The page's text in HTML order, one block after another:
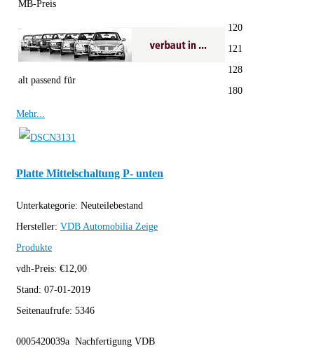
MB-Preis
alt passend für
120
121
128
180
Mehr...
Platte Mittelschaltung P- unten
Unterkategorie: Neuteilebestand
Hersteller: VDB Automobilia Zeige
Produkte
vdh-Preis: €12,00
Stand: 07-01-2019
Seitenaufrufe: 5346
0005420039a Nachfertigung VDB